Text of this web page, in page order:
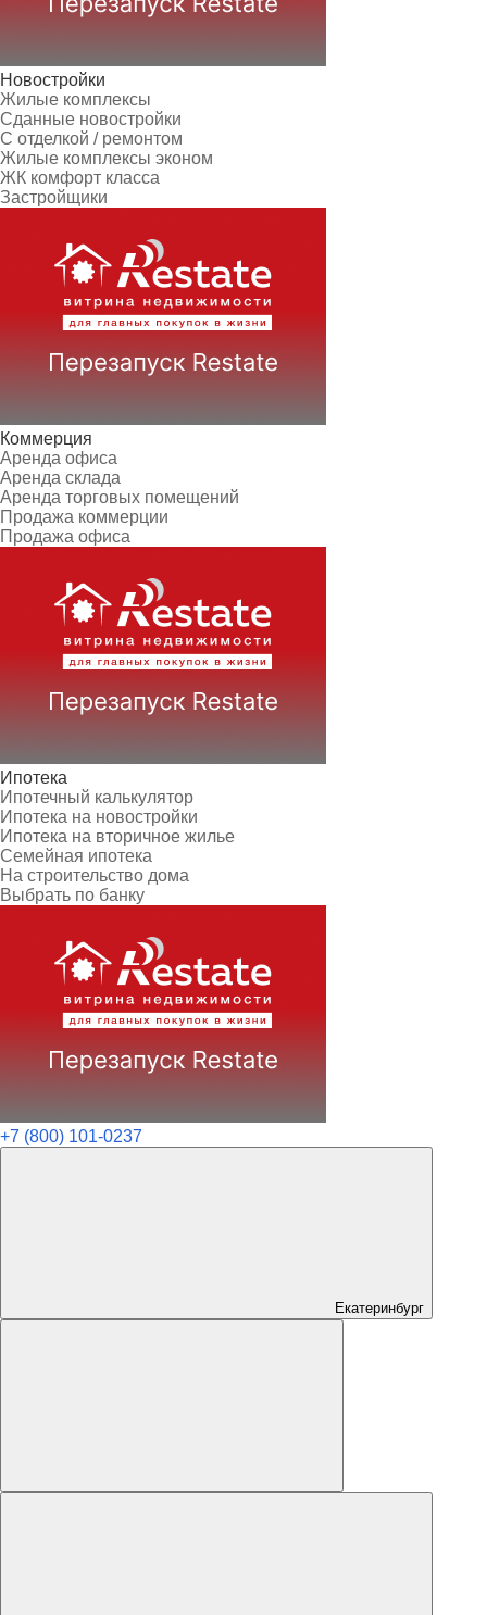
Новостройки
Жилые комплексы
Сданные новостройки
С отделкой / ремонтом
Жилые комплексы эконом
ЖК комфорт класса
Застройщики
Коммерция
Аренда офиса
Аренда склада
Аренда торговых помещений
Продажа коммерции
Продажа офиса
Ипотека
Ипотечный калькулятор
Ипотека на новостройки
Ипотека на вторичное жилье
Семейная ипотека
На строительство дома
Выбрать по банку
+7 (800) 101-0237
Екатеринбург